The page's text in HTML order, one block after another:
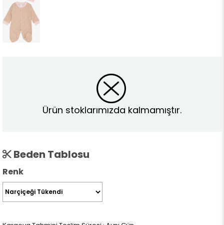
Ürün stoklarımızda kalmamıştır.
Beden Tablosu
Renk